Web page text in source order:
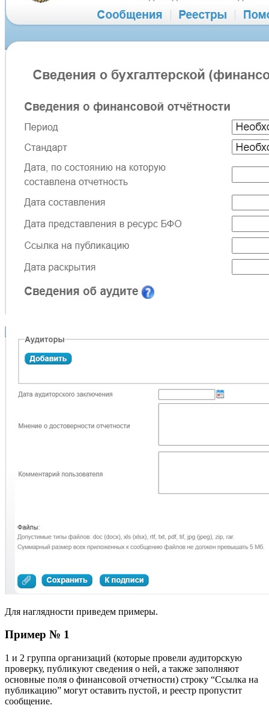
Для наглядности приведем примеры.
Пример № 1
1 и 2 группа организаций (которые провели аудиторскую
проверку, публикуют сведения о ней, а также заполняют
основные поля о финансовой отчетности) строку “Ссылка на
публикацию” могут оставить пустой, и реестр пропустит
сообщение.